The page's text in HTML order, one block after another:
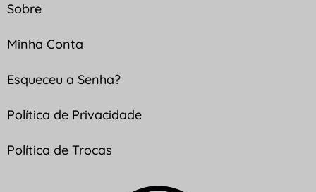
Sobre
Minha Conta
Esqueceu a Senha?
Política de Privacidade
Política de Trocas